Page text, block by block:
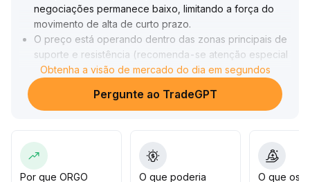
negociações permanece baixo, limitando a força do
movimento de alta de curto prazo.
O preço está operando dentro das zonas principais de
suporte e resistência (recomenda-se atenção especial
à faixa de XXX dólares e XXX dólares), e os
indicadores técnicos ainda não apresentam sinais
claros de rompimento direcional.
entrar no mercado, a fim de evitar o risco de falso
repique
Obtenha a visão de mercado do dia em segundos
Pergunte ao TradeGPT
Por que ORGO
O que poderia
O que os